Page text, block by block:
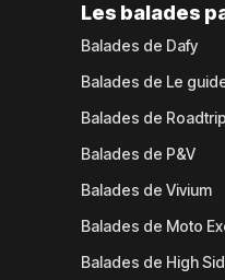
Les balades
Balades de Dafy
Balades de Le
Balades de
Balades de P&V
Balades de Vivium
Balades de Moto
Balades de High